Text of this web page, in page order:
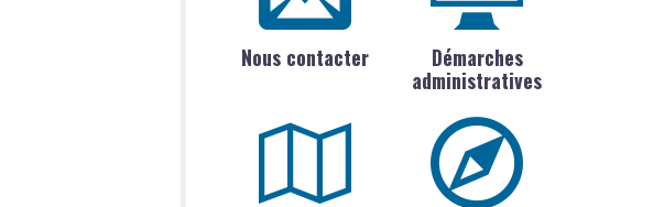
Nous contacter
Démarches
administratives